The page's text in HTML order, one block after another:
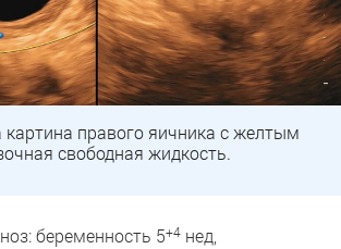
правого яичника с желтым
свободная жидкость.
беременность 5+4 нед,